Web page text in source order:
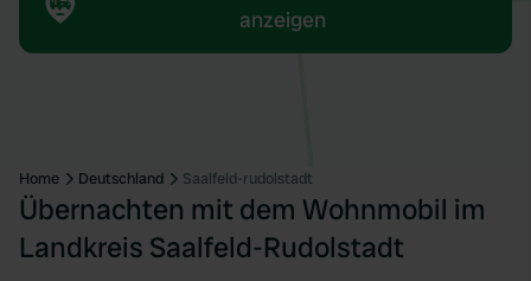
anzeigen
Home Deutschland Saalfeld-rudolstadt
Übernachten mit dem Wohnmobil im
Landkreis Saalfeld-Rudolstadt